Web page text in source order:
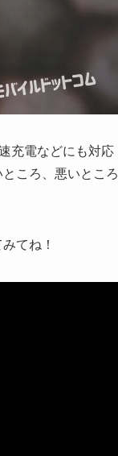
充電などにも対応
ころ、悪いところ
てね！